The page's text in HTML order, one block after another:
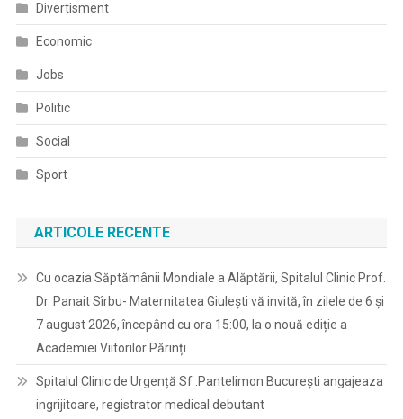
Divertisment
Economic
Jobs
Politic
Social
Sport
ARTICOLE RECENTE
Cu ocazia Săptămânii Mondiale a Alăptării, Spitalul Clinic Prof.
Dr. Panait Sîrbu- Maternitatea Giulești vă invită, în zilele de 6 și
7 august 2026, începând cu ora 15:00, la o nouă ediție a
Academiei Viitorilor Părinți
Spitalul Clinic de Urgență Sf .Pantelimon București angajeaza
ingrijitoare, registrator medical debutant